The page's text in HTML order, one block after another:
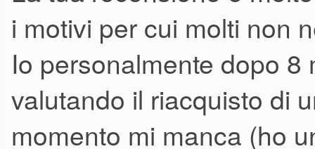
esborsi) ma suona bene - e
che sa fare.
L'importante è che chi lo
Prophet, sia consapevole
anche i mediani. alla fine,
squadra.
In definitiva, non è nulla di
suona bene.
i motivi per cui molti non
Io personalmente dopo
valutando il riacquisto di
momento mi manca (ho